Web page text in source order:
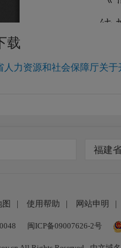
载
人力资源和社会保障厅关
福建
使用帮助 网站申明
闽ICP备09007626-2号